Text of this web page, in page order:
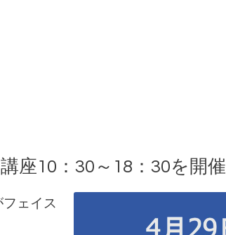
座10：30～18：30を開催
ェイス